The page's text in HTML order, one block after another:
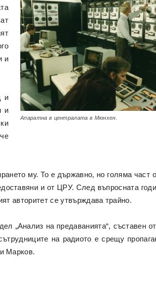
Апаратна в централата в Мюнхен.
и
и
и
му. То е държавно, но голяма част
и от ЦРУ. След въпросната
авторитет се утвърждава трайно.
„Анализ на предаванията“, съставен
на радиото е срещу
Марков.